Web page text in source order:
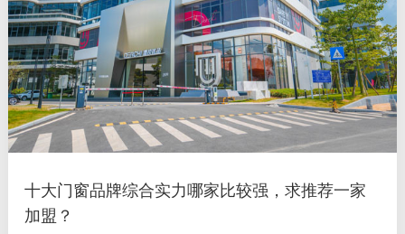
十大门窗品牌综合实力哪家比较强，求推荐一家
加盟？